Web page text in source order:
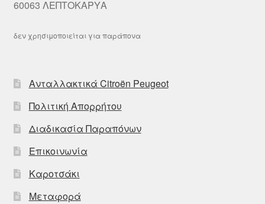
60063 ΛΕΠΤΟΚΑΡΥΑ
δεν χρησιμοποιείται για παράπονα
Ανταλλακτικά Citroën Peugeot
Πολιτική Απορρήτου
Διαδικασία Παραπόνων
Επικοινωνία
Καροτσάκι
Μεταφορά